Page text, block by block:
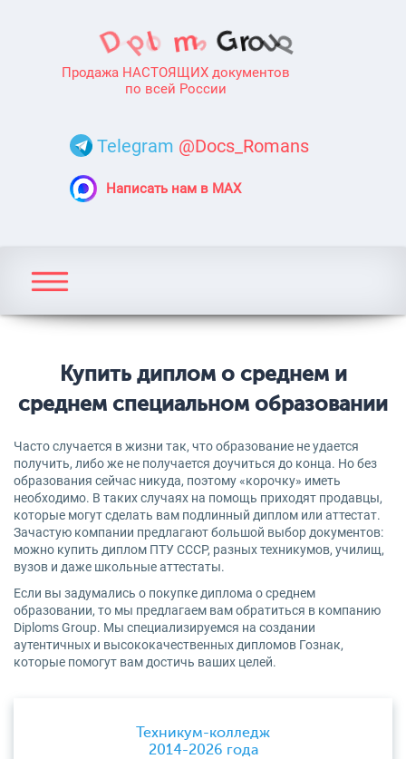
Продажа НАСТОЯЩИХ документов
по всей России
Telegram @Docs_Romans
Написать нам в MAX
Купить диплом о среднем и
среднем специальном образовании
Часто случается в жизни так, что образование не удается
получить, либо же не получается доучиться до конца. Но без
образования сейчас никуда, поэтому «корочку» иметь
необходимо. В таких случаях на помощь приходят продавцы,
которые могут сделать вам подлинный диплом или аттестат.
Зачастую компании предлагают большой выбор документов:
можно купить диплом ПТУ СССР, разных техникумов, училищ,
вузов и даже школьные аттестаты.
Если вы задумались о покупке диплома о среднем
образовании, то мы предлагаем вам обратиться в компанию
Diploms Group. Мы специализируемся на создании
аутентичных и высококачественных дипломов Гознак,
которые помогут вам достичь ваших целей.
Техникум-колледж
2014-2026 года